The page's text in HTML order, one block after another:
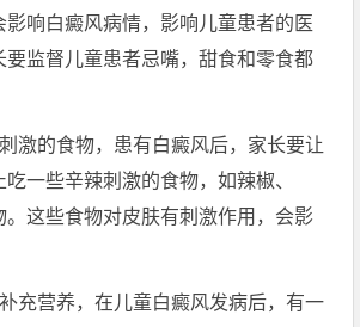
影响白癜风病情，影响儿童患者的医
要监督儿童患者忌嘴，甜食和零食都
的食物，患有白癜风后，家长要让
一些辛辣刺激的食物，如辣椒、
。这些食物对皮肤有刺激作用，会影
营养，在儿童白癜风发病后，有一